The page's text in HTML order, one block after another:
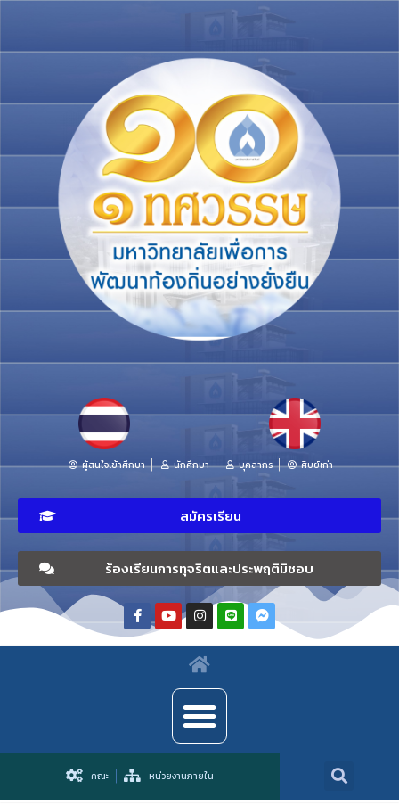
ผู้สนใจเข้าศึกษา นักศึกษา บุคลากร ศิษย์เก่า
สมัครเรียน
ร้องเรียนการทุจริตและประพฤติมิชอบ
คณะ หน่วยงานภายใน